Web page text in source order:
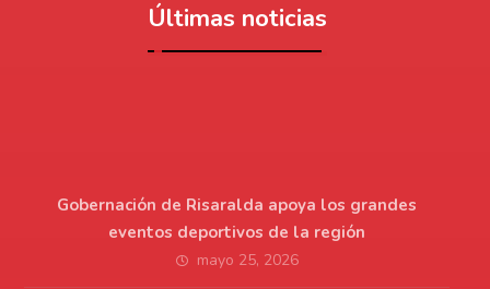
Últimas noticias
Gobernación de Risaralda apoya los grandes
eventos deportivos de la región
mayo 25, 2026